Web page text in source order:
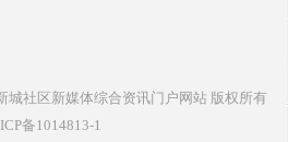
城社区新媒体综合资讯门户网站版权所有
备1014813-1